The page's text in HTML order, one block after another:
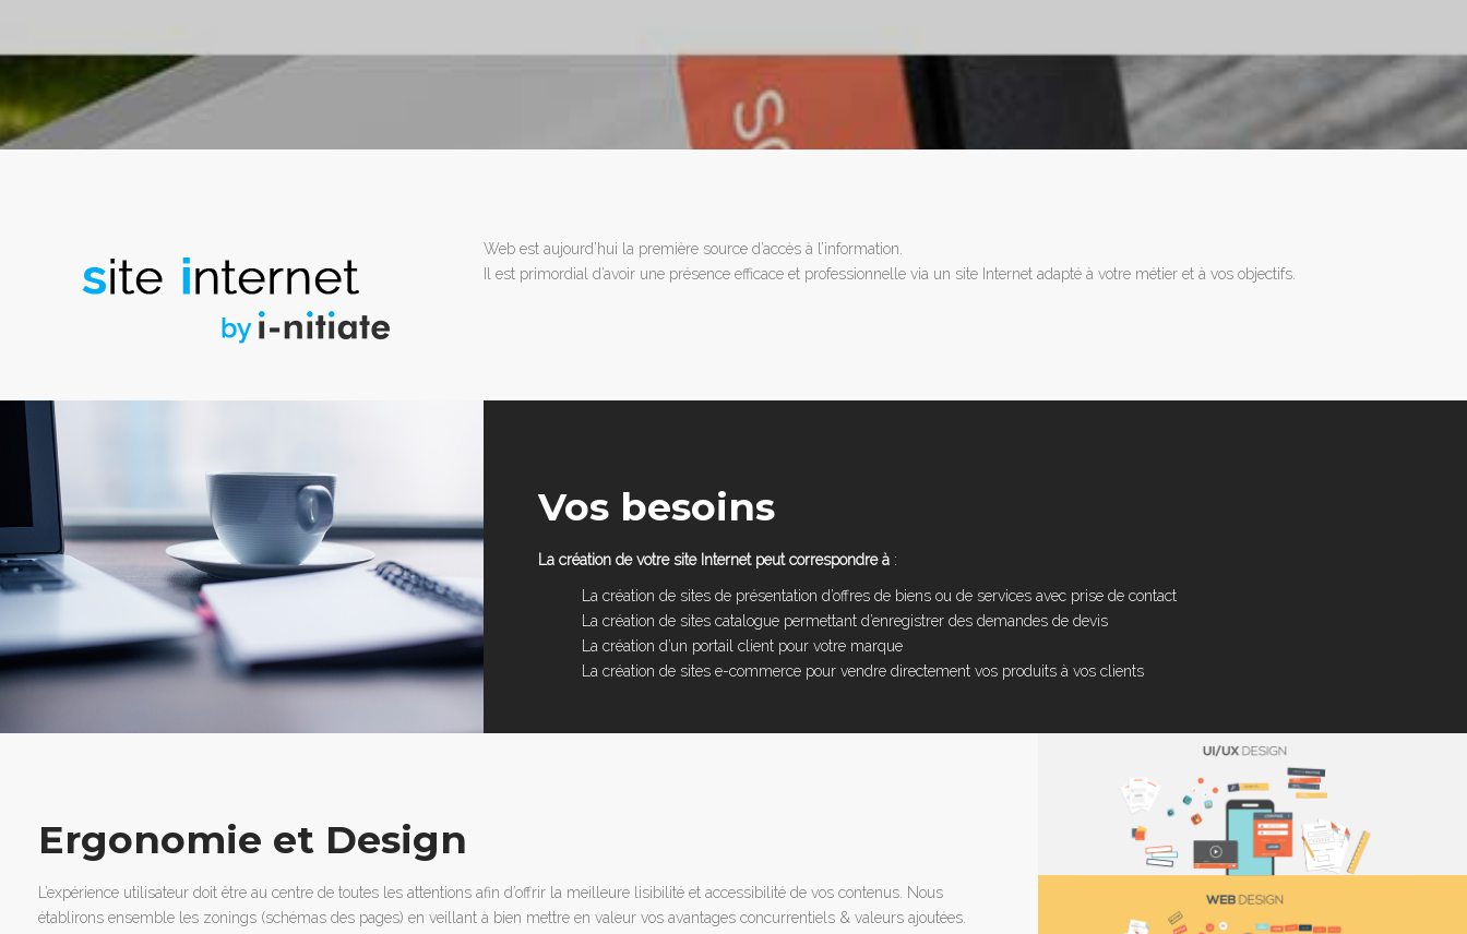
Web est aujourd’hui la première source d’accès à l’information.
Il est primordial d’avoir une présence efficace et professionnelle via un site Internet adapté à votre métier et à vos objectifs.
Vos besoins
La création de votre site Internet peut correspondre à :
La création de sites de présentation d’offres de biens ou de services avec prise de contact
La création de sites catalogue permettant d’enregistrer des demandes de devis
La création d’un portail client pour votre marque
La création de sites e-commerce pour vendre directement vos produits à vos clients
Ergonomie et Design
L’expérience utilisateur doit être au centre de toutes les attentions afin d’offrir la meilleure lisibilité et accessibilité de vos contenus. Nous
établirons ensemble les zonings (schémas des pages) en veillant à bien mettre en valeur vos avantages concurrentiels & valeurs ajoutées.